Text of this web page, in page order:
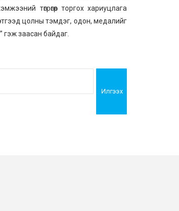
төгрөгөөр торгох хариуцлага
цолны тэмдэг, одон, медалийг
гэж заасан байдаг.
Илгээх